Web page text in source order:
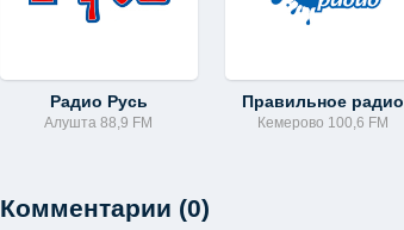
Радио Русь
Алушта 88,9 FM
Правильное радио
Кемерово 100,6 FM
Комментарии (0)